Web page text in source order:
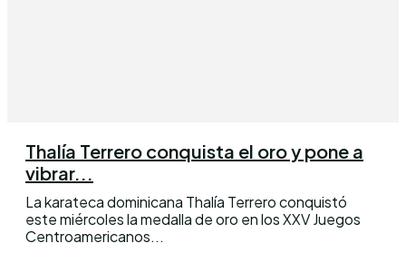
Thalía Terrero conquista el oro y pone a
vibrar...
La karateca dominicana Thalía Terrero conquistó
este miércoles la medalla de oro en los XXV Juegos
Centroamericanos...